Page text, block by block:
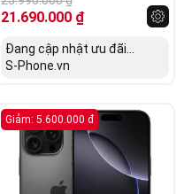
21.690.000 ₫
Đang cập nhật ưu đãi...
S-Phone.vn
Giảm: 5.600.000 đ